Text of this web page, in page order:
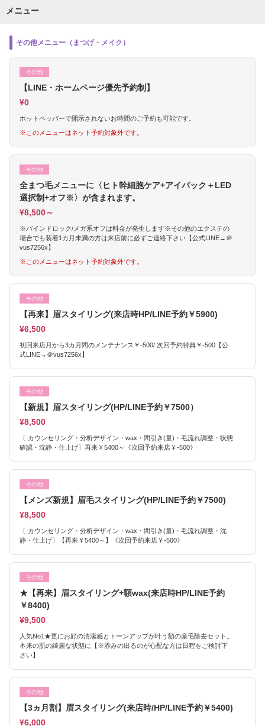
メニュー
その他メニュー（まつげ・メイク）
その他
【LINE・ホームページ優先予約制】
¥0
ホットペッパーで開示されないお時間のご予約も可能です。
※このメニューはネット予約対象外です。
その他
全まつ毛メニューに〈ヒト幹細胞ケア+アイパック＋LED
選択制+オフ※〉が含まれます。
¥8,500～
※バインドロック/メガ系オフは料金が発生します※その他のエクステの
場合でも装着1カ月未満の方は来店前に必ずご連絡下さい【公式LINE→＠
vus7256x】
※このメニューはネット予約対象外です。
その他
【再来】眉スタイリング(来店時HP/LINE予約￥5900)
¥6,500
初回来店月から3カ月間のメンテナンス￥-500/ 次回予約特典￥-500【公
式LINE→＠vus7256x】
その他
【新規】眉スタイリング(HP/LINE予約￥7500）
¥8,500
〔 カウンセリング・分析デザイン・wax・間引き(量)・毛流れ調整・状態
確認・沈静・仕上げ〕再来￥5400～《次回予約来店￥-500》
その他
【メンズ新規】眉毛スタイリング(HP/LINE予約￥7500)
¥8,500
〔 カウンセリング・分析デザイン・wax・間引き(量)・毛流れ調整・沈
静・仕上げ〕【再来￥5400～】《次回予約来店￥-500》
その他
★【再来】眉スタイリング+額wax(来店時HP/LINE予約
￥8400)
¥9,500
人気No1★更にお顔の清潔感とトーンアップが叶う額の産毛除去セット。
本来の肌の綺麗な状態に【※赤みの出るのが心配な方は日程をご検討下
さい】
その他
【3ヵ月割】眉スタイリング(来店時/HP/LINE予約￥5400)
¥6,000